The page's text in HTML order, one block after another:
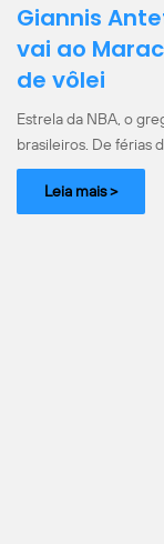
Giannis
vai ao
de vôlei
Estrela da NBA, o
brasileiros. De férias
Leia mais >